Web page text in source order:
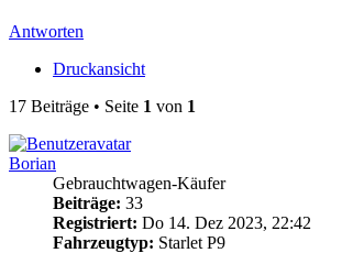
Antworten
Druckansicht
17 Beiträge • Seite 1 von 1
Borian
Gebrauchtwagen-Käufer
Beiträge: 33
Registriert: Do 14. Dez 2023, 22:42
Fahrzeugtyp: Starlet P9